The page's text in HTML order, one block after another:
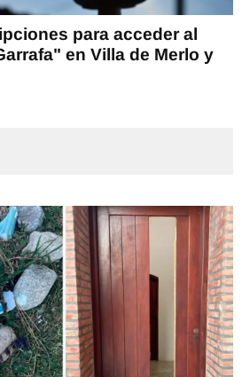
para acceder al
en Villa de Merlo y